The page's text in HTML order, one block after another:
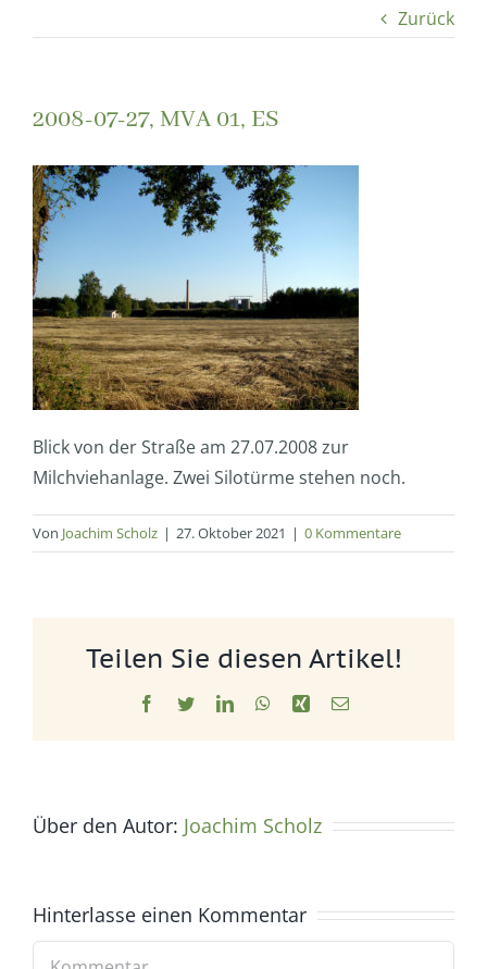
Zurück
2008-07-27, MVA 01, ES
Blick von der Straße am 27.07.2008 zur
Milchviehanlage. Zwei Silotürme stehen noch.
Von Joachim Scholz | 27. Oktober 2021 | 0 Kommentare
Teilen Sie diesen Artikel!
Facebook
TwitterLinkedInWhatsApp
Xing E-
Über den Autor: Joachim Scholz
Hinterlasse einen Kommentar
Kommentar